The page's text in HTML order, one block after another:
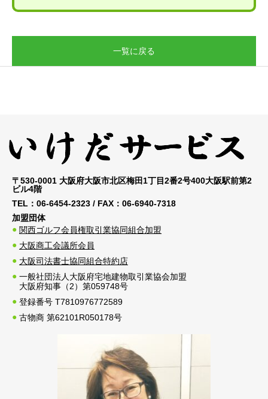
一覧に戻る
〒530-0001 大阪府大阪市北区梅田1丁目2番2号400大阪駅前第2
ビル4階
TEL： 06-6454-2323 / FAX： 06-6940-7318
加盟団体
関西ゴルフ会員権取引業協同組合加盟
大阪商工会議所会員
大阪司法書士協同組合特約店
一般社団法人大阪府宅地建物取引業協会加盟
大阪府知事（2）第059748号
登録番号 T7810976772589
古物商 第62101R050178号